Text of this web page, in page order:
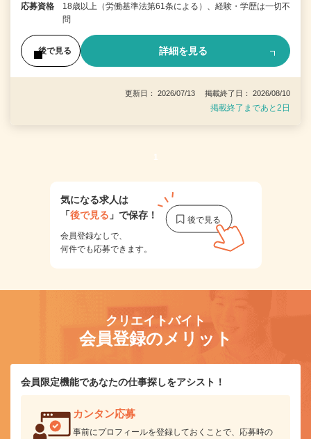
応募資格
18歳以上（労働基準法第61条による）、経験・学歴は一切不
問
後で見る 詳細を見る
更新日： 2026/07/13 掲載終了日： 2026/08/10
掲載終了まであと2日
1
気になる求人は
「後で見る 」で保存！
会員登録なしで、
何件でも応募できます。
クリエイトバイト
会員登録のメリット
会員限定機能であなたの仕事探しをアシスト！
カンタン応募
事前にプロフィールを登録しておくことで、応募時の